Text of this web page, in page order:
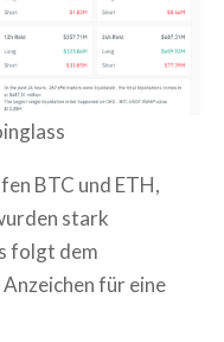
BTC und ETH,
stark
folgt dem
für eine